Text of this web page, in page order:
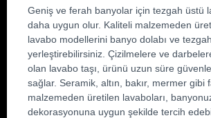
Geniş ve ferah banyolar için tezgah üstü
daha uygun olur. Kaliteli malzemeden
lavabo modellerini banyo dolabı ve
yerleştirebilirsiniz. Çizilmelere ve
olan lavabo taşı, ürünü uzun süre güvenle
sağlar. Seramik, altın, bakır, mermer gibi
malzemeden üretilen lavaboları,
dekorasyonuna uygun şekilde tercih